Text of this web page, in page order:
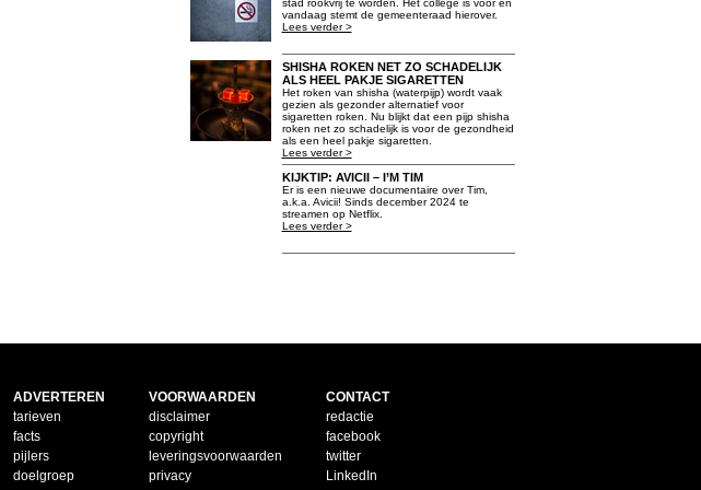
stad rookvrij te worden. Het college is voor en
vandaag stemt de gemeenteraad hierover.
Lees verder >
SHISHA ROKEN NET ZO SCHADELIJK
ALS HEEL PAKJE SIGARETTEN
Het roken van shisha (waterpijp) wordt vaak
gezien als gezonder alternatief voor
sigaretten roken. Nu blijkt dat een pijp shisha
roken net zo schadelijk is voor de gezondheid
als een heel pakje sigaretten.
Lees verder >
KIJKTIP: AVICII – I’M TIM
Er is een nieuwe documentaire over Tim,
a.k.a. Avicii! Sinds december 2024 te
streamen op Netflix.
Lees verder >
ADVERTEREN
tarieven
facts
pijlers
doelgroep
VOORWAARDEN
disclaimer
copyright
leveringsvoorwaarden
privacy
CONTACT
redactie
facebook
twitter
LinkedIn